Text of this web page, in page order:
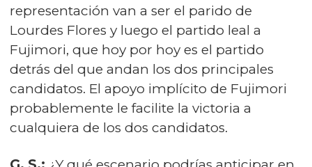
representación van a ser el parido de
Lourdes Flores y luego el partido leal a
Fujimori, que hoy por hoy es el partido
detrás del que andan los dos principales
candidatos. El apoyo implícito de Fujimori
probablemente le facilite la victoria a
cualquiera de los dos candidatos.